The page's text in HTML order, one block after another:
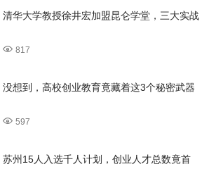
清华大学教授徐井宏加盟昆仑学堂，三大实战
817
没想到，高校创业教育竟藏着这3个秘密武器
597
苏州15人入选千人计划，创业人才总数竟首